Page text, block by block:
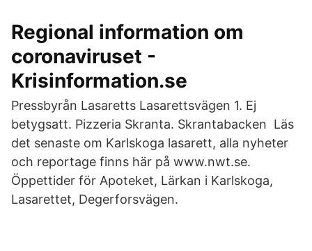
Regional information om
coronaviruset -
Krisinformation.se
Pressbyrån Lasaretts Lasarettsvägen 1. Ej
betygsatt. Pizzeria Skranta. Skrantabacken Läs
det senaste om Karlskoga lasarett, alla nyheter
och reportage finns här på www.nwt.se.
Öppettider för Apoteket, Lärkan i Karlskoga,
Lasarettet, Degerforsvägen.